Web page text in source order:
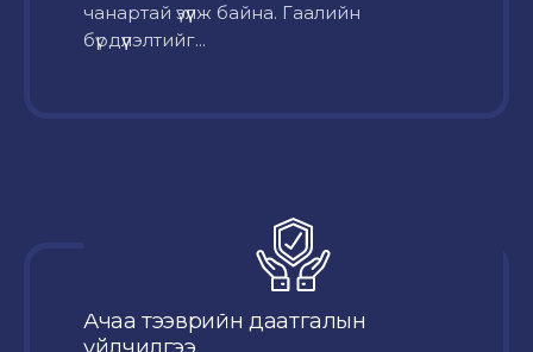
чанартай үзүүлж байна. Гаалийн
бүрдүүлэлтийг...
Ачаа тээврийн даатгалын